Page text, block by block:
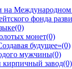
Международном
фонда
(0)
монет(0)
будущее»(0)
мужчины(0)
завод(0)